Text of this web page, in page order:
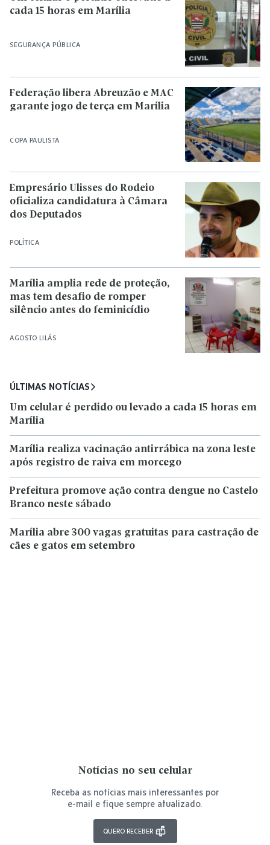
SEGURANÇA PÚBLICA
cada 15 horas em Marília
COPA PAULISTA
Federação libera Abreuzão e MAC
garante jogo de terça em Marília
POLÍTICA
Empresário Ulisses do Rodeio
oficializa candidatura à Câmara
dos Deputados
AGOSTO LILÁS
Marília amplia rede de proteção,
mas tem desafio de romper
silêncio antes do feminicídio
ÚLTIMAS NOTÍCIAS
Um celular é perdido ou levado a cada 15 horas em
Marília
Marília realiza vacinação antirrábica na zona leste
após registro de raiva em morcego
Prefeitura promove ação contra dengue no Castelo
Branco neste sábado
Marília abre 300 vagas gratuitas para castração de
cães e gatos em setembro
Notícias no seu celular
Receba as notícias mais interessantes por
e-mail e fique sempre atualizado.
QUERO RECEBER